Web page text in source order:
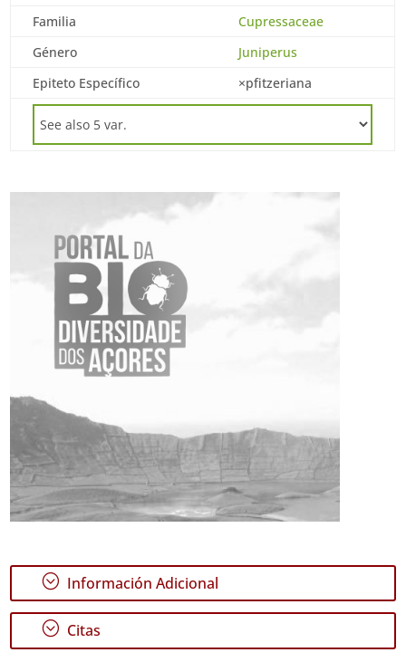
Familia
Cupressaceae
Género
Juniperus
Epiteto Específico
×pfitzeriana
; Información Adicional
; Citas